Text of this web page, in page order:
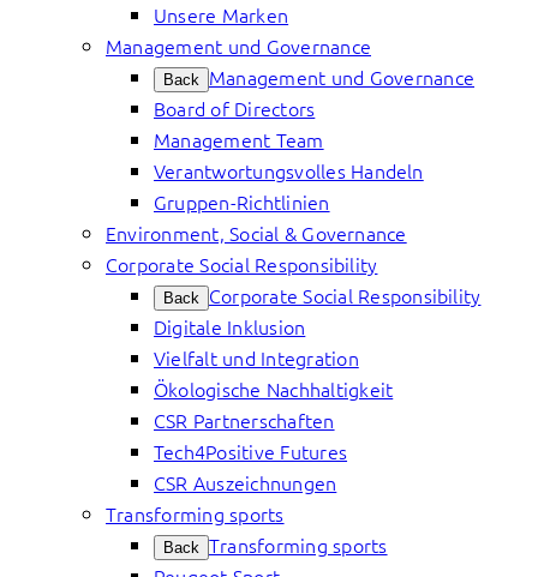
Unsere Marken
Management und Governance
Back Management und Governance
Board of Directors
Management Team
Verantwortungsvolles Handeln
Gruppen-Richtlinien
Environment, Social & Governance
Corporate Social Responsibility
Back Corporate Social Responsibility
Digitale Inklusion
Vielfalt und Integration
Ökologische Nachhaltigkeit
CSR Partnerschaften
Tech4Positive Futures
CSR Auszeichnungen
Transforming sports
Back Transforming sports